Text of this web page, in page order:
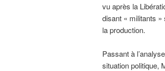
vu après la
disant « militants »
la production.
Passant à
situation politique,